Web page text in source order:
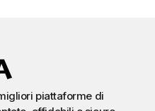
piattaforme di